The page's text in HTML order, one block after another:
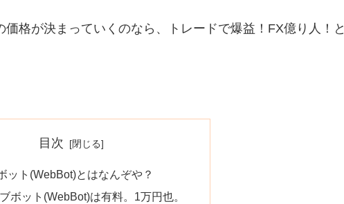
格が決まっていくのなら、トレードで爆益！FX億り人！と
目次
ット(WebBot)とはなんぞや？
ボット(WebBot)は有料。1万円也。